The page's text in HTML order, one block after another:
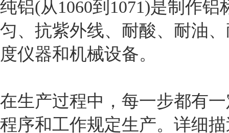
纯铝(从1060到1071)是制作
匀、抗紫外线、耐酸、耐油
度仪器和机械设备。
在生产过程中，每一步都有
程序和工作规定生产。详细